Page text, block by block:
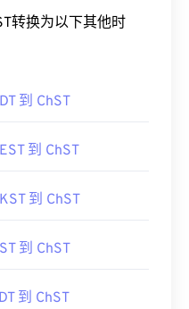
转换为以下其他时
到 ChST
到 ChST
到 ChST
到 ChST
到 ChST